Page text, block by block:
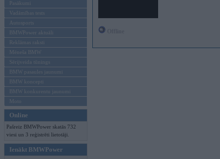
Pasākumi
Vadāmības tests
Autosports
BMWPower aktuāli
Reklāmas raksti
Mēneša BMW
Sērijveida tūnings
BMW pasaules jaunumi
BMW koncepti
BMW konkurentu jaunumi
Moto
Online
Pašreiz BMWPower skatās 732
viesi un 3 reģistrēti lietotāji.
Ienākt BMWPower